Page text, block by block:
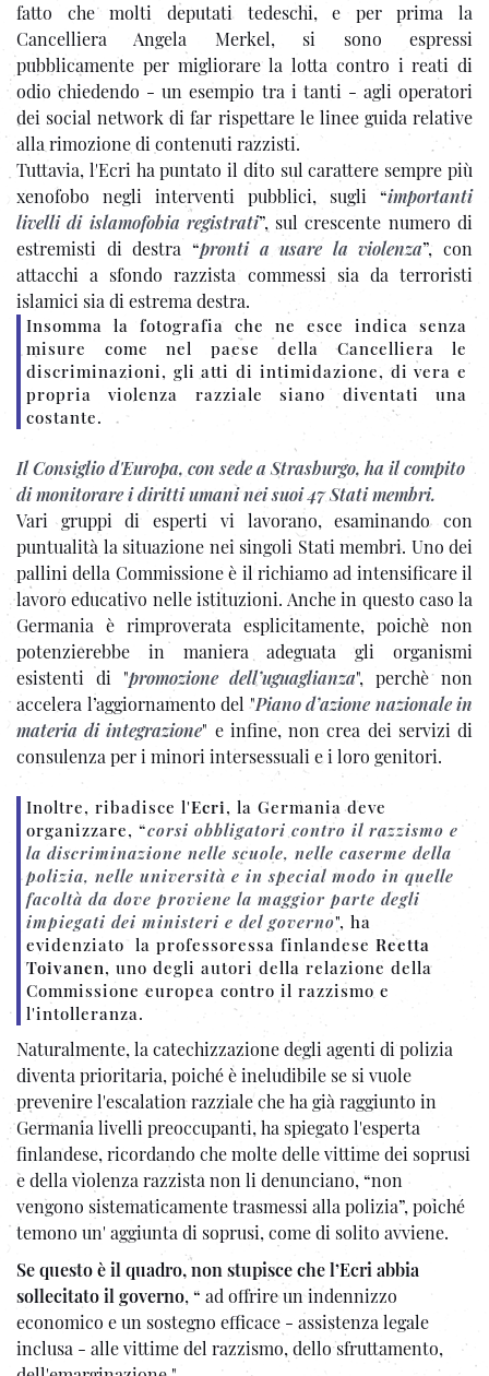
fatto che molti deputati tedeschi, e per prima la
Cancelliera Angela Merkel, si sono espressi
pubblicamente per migliorare la lotta contro i reati di
odio chiedendo - un esempio tra i tanti - agli operatori
dei social network di far rispettare le linee guida relative
alla rimozione di contenuti razzisti.
Tuttavia, l'Ecri ha puntato il dito sul carattere sempre più
xenofobo negli interventi pubblici, sugli “importanti
livelli di islamofobia registrati”, sul crescente numero di
estremisti di destra “pronti a usare la violenza”, con
attacchi a sfondo razzista commessi sia da terroristi
islamici sia di estrema destra.
Insomma la fotografia che ne esce indica senza
misure come nel paese della Cancelliera le
discriminazioni, gli atti di intimidazione, di vera e
propria violenza razziale siano diventati una
costante.
Il Consiglio d'Europa, con sede a Strasburgo, ha il compito
di monitorare i diritti umani nei suoi 47 Stati membri.
Vari gruppi di esperti vi lavorano, esaminando con
puntualità la situazione nei singoli Stati membri. Uno dei
pallini della Commissione è il richiamo ad intensificare il
lavoro educativo nelle istituzioni. Anche in questo caso la
Germania è rimproverata esplicitamente, poichè non
potenzierebbe in maniera adeguata gli organismi
esistenti di "promozione dell’uguaglianza", perchè non
accelera l’aggiornamento del "Piano d’azione nazionale in
materia di integrazione" e infine, non crea dei servizi di
consulenza per i minori intersessuali e i loro genitori.
Inoltre, ribadisce l'Ecri, la Germania deve
organizzare, “corsi obbligatori contro il razzismo e
la discriminazione nelle scuole, nelle caserme della
polizia, nelle università e in special modo in quelle
facoltà da dove proviene la maggior parte degli
impiegati dei ministeri e del governo", ha
evidenziato la professoressa finlandese Reetta
Toivanen, uno degli autori della relazione della
Commissione europea contro il razzismo e
l'intolleranza.
Naturalmente, la catechizzazione degli agenti di polizia
diventa prioritaria, poiché è ineludibile se si vuole
prevenire l'escalation razziale che ha già raggiunto in
Germania livelli preoccupanti, ha spiegato l'esperta
finlandese, ricordando che molte delle vittime dei soprusi
e della violenza razzista non li denunciano, “non
vengono sistematicamente trasmessi alla polizia”, poiché
temono un' aggiunta di soprusi, come di solito avviene.
Se questo è il quadro, non stupisce che l’Ecri abbia
sollecitato il governo, “ ad offrire un indennizzo
economico e un sostegno efficace - assistenza legale
inclusa - alle vittime del razzismo, dello sfruttamento,